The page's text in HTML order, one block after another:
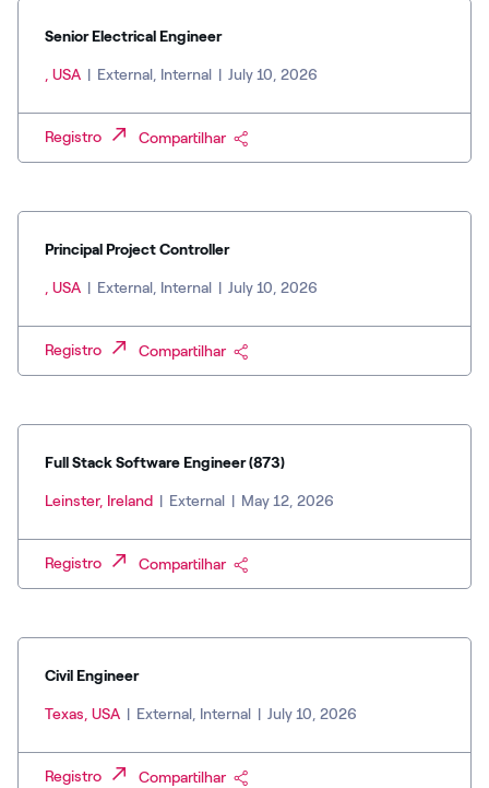
Senior Electrical Engineer
, USA | External, Internal | July 10, 2026
Registro Compartilhar
Principal Project Controller
, USA | External, Internal | July 10, 2026
Registro Compartilhar
Full Stack Software Engineer (873)
Leinster, Ireland | External | May 12, 2026
Registro Compartilhar
Civil Engineer
Texas, USA | External, Internal | July 10, 2026
Registro Compartilhar